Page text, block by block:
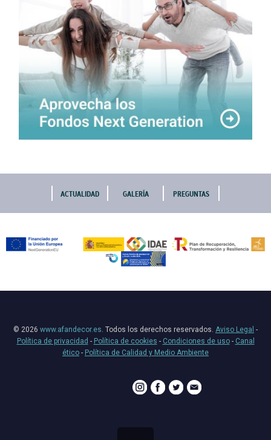
ACTUALIDAD GALERÍA PREGUNTAS
© 2026 www.afandecor.es. Todos los derechos reservados. Aviso Legal -
Política de privacidad - Política de cookies - Condiciones de uso- Canal
ético - Política de Calidad y Medio Ambiente